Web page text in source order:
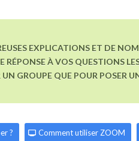
EXPLICATIONS ET DE
À VOS QUESTIONS
GROUPE QUE POUR POSER
? Comment utiliser ZOOM